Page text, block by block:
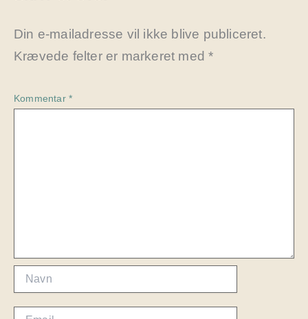
Din e-mailadresse vil ikke blive publiceret.
Krævede felter er markeret med*
Kommentar *
Navn